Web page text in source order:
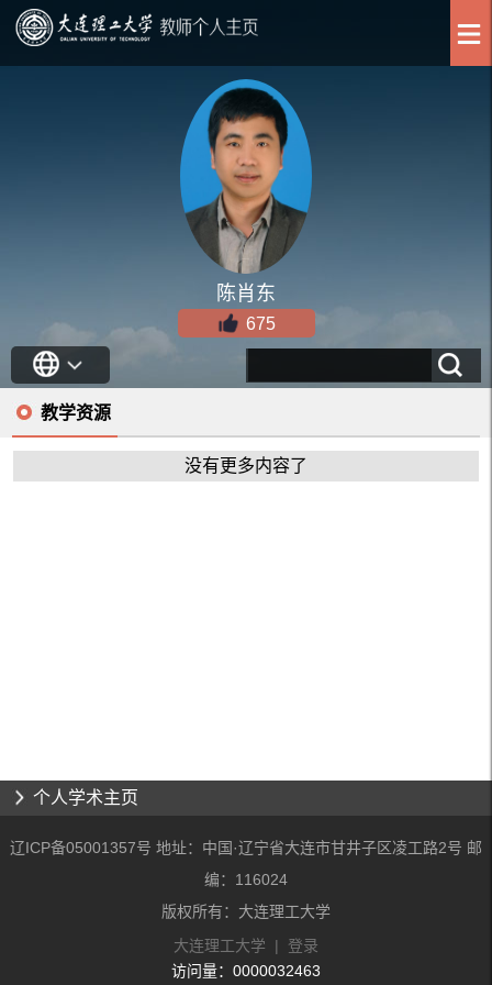
陈肖东
675
教学资源
没有更多内容了
个人学术主页
辽ICP备05001357号 地址：中国·辽宁省大连市甘井子区凌工路2号 邮
编：116024
版权所有：大连理工大学
大连理工大学 | 登录
访问量： 0000032463